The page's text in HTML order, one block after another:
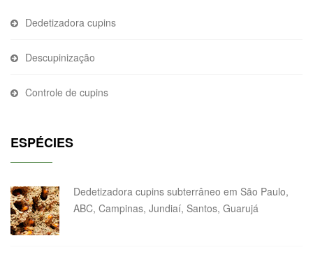
Dedetizadora cupins
Descupinização
Controle de cupins
ESPÉCIES
Dedetizadora cupins subterrâneo em São Paulo,
ABC, Campinas, Jundiaí, Santos, Guarujá